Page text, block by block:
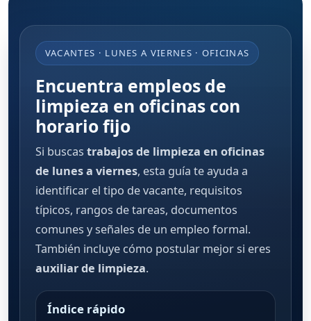
VACANTES · LUNES A VIERNES · OFICINAS
Encuentra empleos de
limpieza en oficinas con
horario fijo
Si buscas trabajos de limpieza en oficinas
de lunes a viernes, esta guía te ayuda a
identificar el tipo de vacante, requisitos
típicos, rangos de tareas, documentos
comunes y señales de un empleo formal.
También incluye cómo postular mejor si eres
auxiliar de limpieza.
Índice rápido